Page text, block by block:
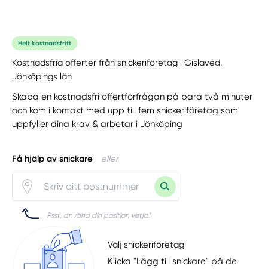
Helt kostnadsfritt
Kostnadsfria offerter från snickeriföretag i Gislaved,
Jönköpings län
Skapa en kostnadsfri offertförfrågan på bara två minuter
och kom i kontakt med upp till fem snickeriföretag som
uppfyller dina krav & arbetar i Jönköping
Få hjälp av snickare eller
Psst, använd din position vetja!
Välj snickeriföretag
Klicka "Lägg till snickare" på de